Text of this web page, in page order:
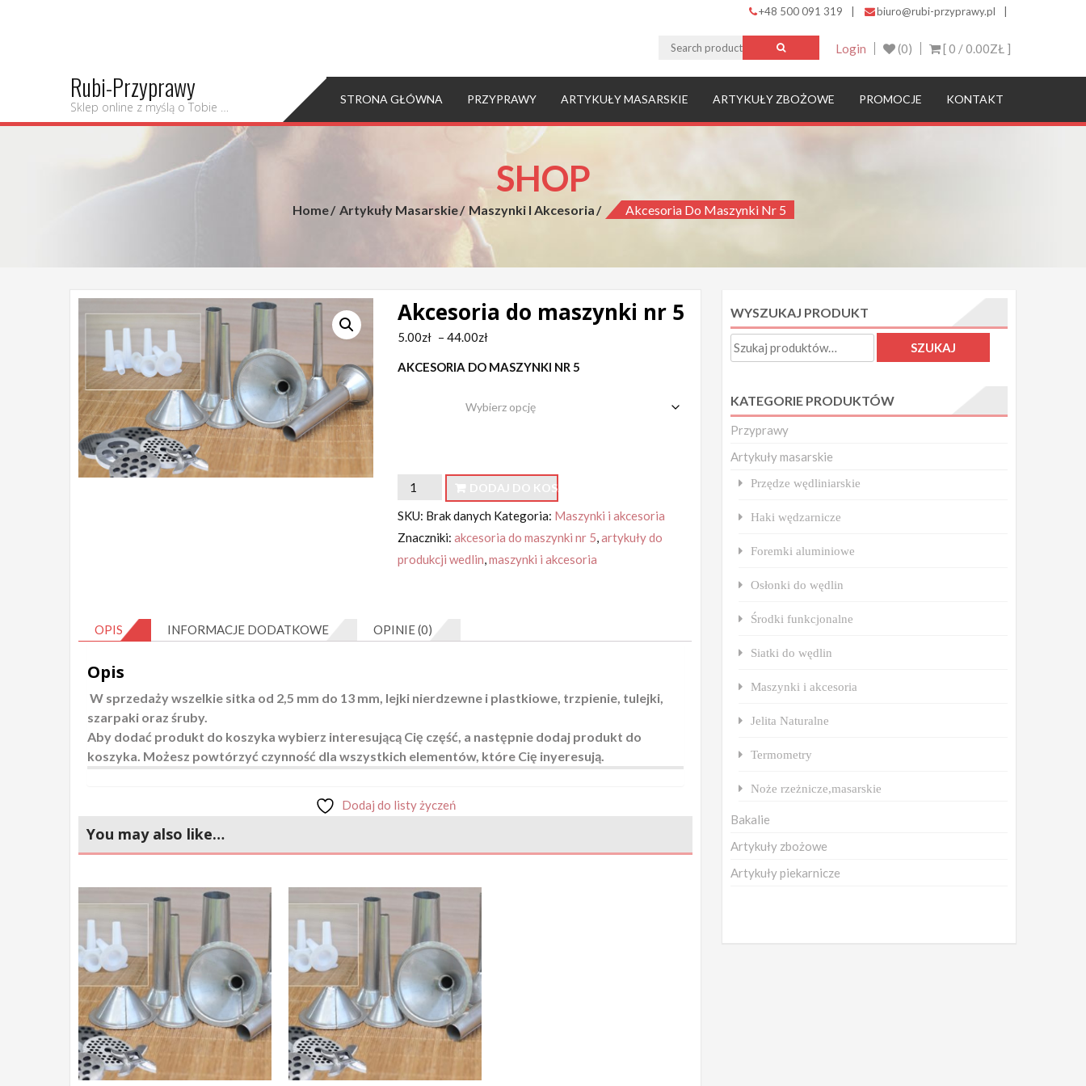
+48 500 091 319 biuro@rubi-przyprawy.pl
[ 0 /0.00ZŁ ]
(0)
Login
Rubi-Przyprawy
Sklep online z myślą o Tobie …
STRONA GŁÓWNA PRZYPRAWY ARTYKUŁY MASARSKIE ARTYKUŁY ZBOŻOWE PROMOCJE KONTAKT
SHOP
Home Artykuły Masarskie Maszynki I Akcesoria Akcesoria Do Maszynki Nr 5
Akcesoria do maszynki nr 5
5.00zł – 44.00zł
AKCESORIA DO MASZYNKI NR 5
ilość
Akcesoria
nr
DODAJ DO KOSZYKA
SKU: Brak danych Kategoria: Maszynki i akcesoria
Znaczniki:akcesoria do maszynki nr 5 ,artykuły do
produkcji wedlin ,maszynki i akcesoria
OPIS INFORMACJE DODATKOWE OPINIE (0)
Opis
W sprzedaży wszelkie sitka od 2,5 mm do 13 mm, lejki nierdzewne i plastkiowe, trzpienie, tulejki,
szarpaki oraz śruby.
Aby dodać produkt do koszyka wybierz interesującą Cię część, a następnie dodaj produkt do
koszyka. Możesz powtórzyć czynność dla wszystkich elementów, które Cię inyeresują.
Dodaj do listy życzeń
You may also like…
WYSZUKAJ PRODUKT
Szukaj: SZUKAJ
KATEGORIE PRODUKTÓW
Przyprawy
Artykuły masarskie
Przędze wędliniarskie
Haki wędzarnicze
Foremki aluminiowe
Osłonki do wędlin
Środki funkcjonalne
Siatki do wędlin
Maszynki i akcesoria
Jelita Naturalne
Termometry
Noże rzeżnicze,masarskie
Bakalie
Artykuły zbożowe
Artykuły piekarnicze